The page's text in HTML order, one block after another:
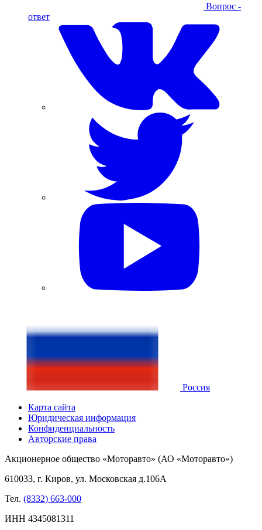
Вопрос -
ответ
Россия
Карта сайта
Юридическая информация
Конфиденциальность
Авторские права
Акционерное общество «Моторавто» (АО «Моторавто»)
610033, г. Киров, ул. Московская д.106А
Тел. (8332) 663-000
ИНН 4345081311